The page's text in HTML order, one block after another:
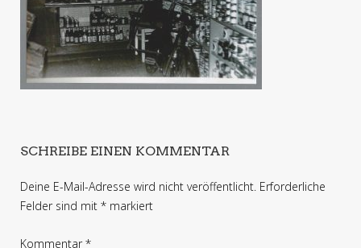
SCHREIBE EINEN KOMMENTAR
Deine E-Mail-Adresse wird nicht veröffentlicht. Erforderliche
Felder sind mit * markiert
Kommentar*